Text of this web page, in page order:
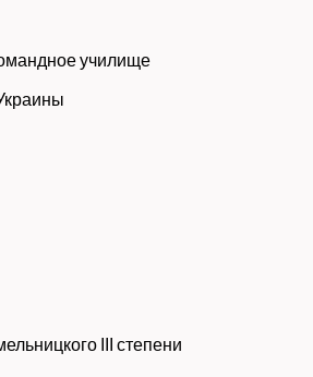
училище
ІІІ степени